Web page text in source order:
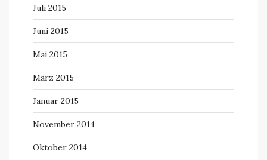
Juli 2015
Juni 2015
Mai 2015
März 2015
Januar 2015
November 2014
Oktober 2014